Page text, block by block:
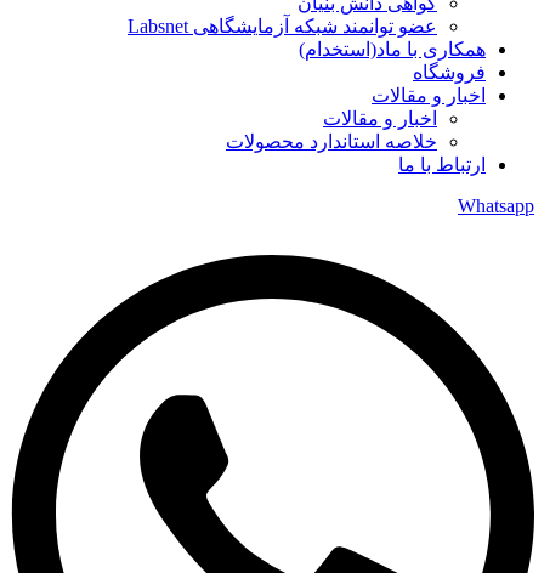
عضو توانمند شبکه آزمایشگاهی Labsnet
همکاری با ماد(استخدام)
فروشگاه
اخبار و مقالات
اخبار و مقالات
خلاصه استاندارد محصولات
ارتباط با ما
Whatsapp